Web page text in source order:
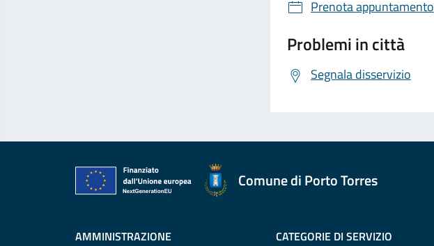
Prenota appuntamento
Problemi in città
Segnala disservizio
Comune di Porto Torres
AMMINISTRAZIONE CATEGORIE DI SERVIZIO